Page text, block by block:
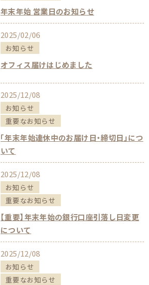
年末年始 営業日のお知らせ
2025/02/06
お知らせ
オフィス届けはじめました
2025/12/08
お知らせ
重要なお知らせ
「年末年始連休中のお届け日・締切日」につ
いて
2025/12/08
お知らせ
重要なお知らせ
【重要】年末年始の銀行口座引落し日変更
について
2025/12/08
お知らせ
重要なお知らせ